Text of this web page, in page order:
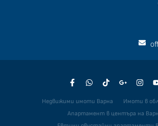
Недвижими имоти Варна
Имоти в
Апартамент в центъра на